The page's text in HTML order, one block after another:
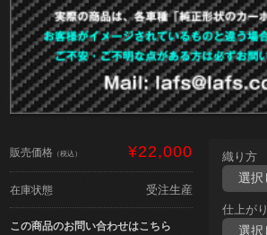
販売価格 （税込） ¥22,000
在庫状態 受注生産
この商品のお問い合わせはこちら
織り方
仕上がり